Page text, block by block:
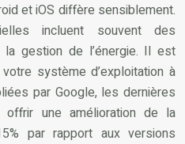
et iOS diffère sensiblement.
incluent souvent des
la gestion de l’énergie. Il est
système d’exploitation à
par Google, les dernières
offrir une amélioration de la
par rapport aux versions